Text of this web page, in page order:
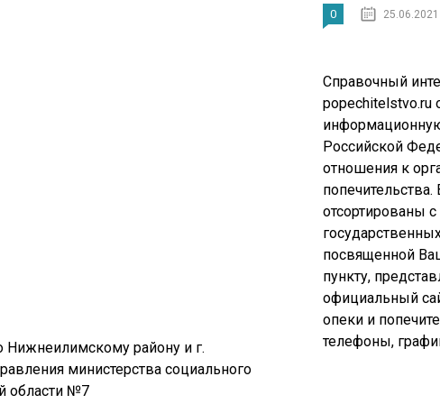
0 25.06.2021
Справочный
popechitelstvo.ru
Российской
отношения к
отсортированы
посвященной
пункту,
официальный
опеки и
телефоны,